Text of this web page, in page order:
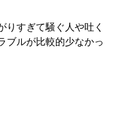
りすぎて騒ぐ人や吐く
ブルが比較的少なかっ